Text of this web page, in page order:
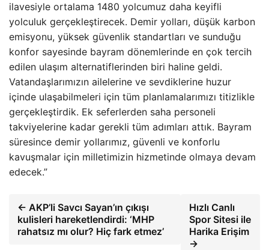
ilavesiyle ortalama 1480 yolcumuz daha keyifli
yolculuk gerçekleştirecek. Demir yolları, düşük karbon
emisyonu, yüksek güvenlik standartları ve sunduğu
konfor sayesinde bayram dönemlerinde en çok tercih
edilen ulaşım alternatiflerinden biri haline geldi.
Vatandaşlarımızın ailelerine ve sevdiklerine huzur
içinde ulaşabilmeleri için tüm planlamalarımızı titizlikle
gerçekleştirdik. Ek seferlerden saha personeli
takviyelerine kadar gerekli tüm adımları attık. Bayram
süresince demir yollarımız, güvenli ve konforlu
kavuşmalar için milletimizin hizmetinde olmaya devam
edecek.”
← AKP’li Savcı Sayan’ın çıkışı
kulisleri hareketlendirdi: ‘MHP
rahatsız mı olur? Hiç fark etmez’
Hızlı Canlı
Spor Sitesi ile
Harika Erişim
→